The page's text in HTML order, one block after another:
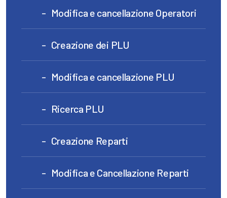
Modifica e cancellazione Operatori
Creazione dei PLU
Modifica e cancellazione PLU
Ricerca PLU
Creazione Reparti
Modifica e Cancellazione Reparti